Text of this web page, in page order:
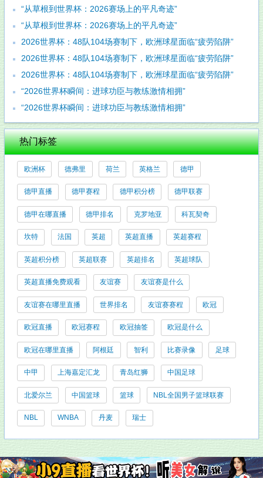
“从草根到世界杯：2026赛场上的平凡奇迹”
“从草根到世界杯：2026赛场上的平凡奇迹”
2026世界杯：48队104场赛制下，欧洲球星面临“疲劳陷阱”
2026世界杯：48队104场赛制下，欧洲球星面临“疲劳陷阱”
2026世界杯：48队104场赛制下，欧洲球星面临“疲劳陷阱”
“2026世界杯瞬间：进球功臣与教练激情相拥”
“2026世界杯瞬间：进球功臣与教练激情相拥”
热门标签
欧洲杯 德弗里 荷兰 英格兰 德甲
德甲直播 德甲赛程 德甲积分榜 德甲联赛
德甲在哪直播 德甲排名 克罗地亚 科瓦契奇
坎特 法国 英超 英超直播 英超赛程
英超积分榜 英超联赛 英超排名 英超球队
英超直播免费观看 友谊赛 友谊赛是什么
友谊赛在哪里直播 世界排名 友谊赛赛程 欧冠
欧冠直播 欧冠赛程 欧冠抽签 欧冠是什么
欧冠在哪里直播 阿根廷 智利 比赛录像 足球
中甲 上海嘉定汇龙 青岛红狮 中国足球
北爱尔兰 中国篮球 篮球 NBL全国男子篮球联赛
NBL WNBA 丹麦 瑞士
友情链接: